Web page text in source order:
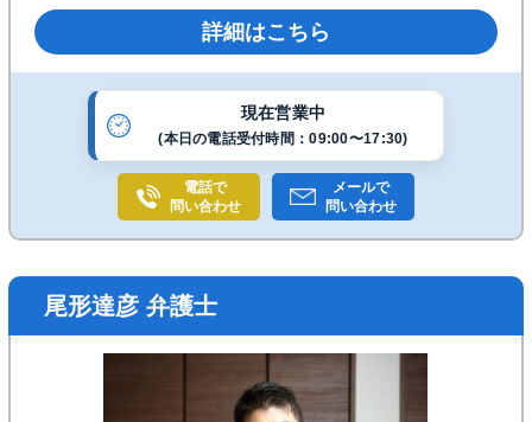
害賠償請求まで対応可◎札幌を拠点に、社会的に弱い
立場の方の権利を守るため、二人三脚の姿勢を大切に
しています《西11丁目駅１分》
詳細はこちら
現在営業中
(本日の電話受付時間：09:00〜17:30)
電話で
問い合わせ
メールで
問い合わせ
尾形達彦 弁護士